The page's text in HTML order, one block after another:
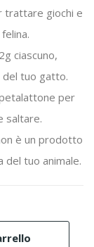
trattare giochi e
ciascuno,
tuo gatto.
per
saltare.
è un prodotto
del tuo animale.